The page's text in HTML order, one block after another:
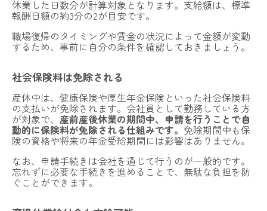
休業した日数分が計算対象となります。支給額は、標準
報酬日額の約3分の2が目安です。
職場復帰のタイミングや賃金の状況によって金額が変動
するため、事前に自分の条件を確認しておきましょう。
社会保険料は免除される
産休中は、健康保険や厚生年金保険といった社会保険料
の支払いが免除されます。会社員として勤務している方
が対象で、 産前産後休業の期間中、申請を行うことで自
動的に保険料が免除される仕組みです。 免除期間中も保
険の資格や将来の年金受給期間には影響はありません。
なお、申請手続きは会社を通じて行うのが一般的です。
忘れずに必要な手続きを進めることで、無駄な負担を防
ぐことができます。